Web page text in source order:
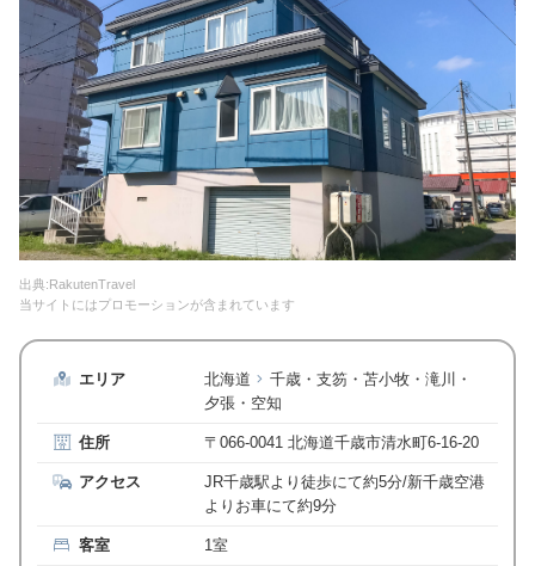
出典:RakutenTravel
当サイトにはプロモーションが含まれています
エリア 北海道
千歳・支笏・苫小牧・滝川・
夕張・空知
住所 〒066-0041 北海道千歳市清水町6-16-20
アクセス
JR千歳駅より徒歩にて約5分/新千歳空港
よりお車にて約9分
客室 1室